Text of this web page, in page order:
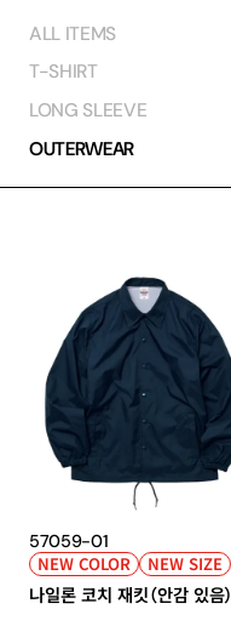
ALL ITEMS
T-SHIRT
LONG SLEEVE
OUTERWEAR
57059-01
NEW COLOR NEW SIZE
나일론 코치 재킷（안감 있음）